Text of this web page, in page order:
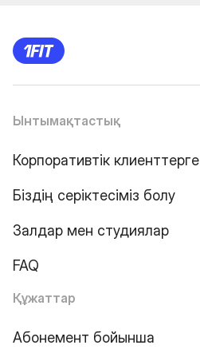
Ынтымақтастық
Корпоративтік клиенттерге
Біздің серіктесіміз болу
Залдар мен студиялар
FAQ
Құжаттар
Абонемент бойынша